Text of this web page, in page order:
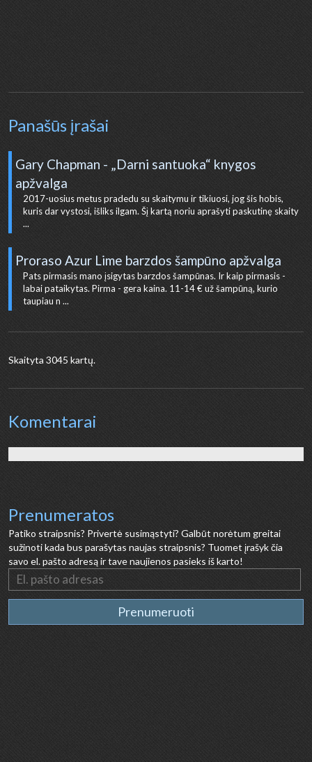
Panašūs įrašai
Gary Chapman - „Darni santuoka“ knygos
apžvalga
2017-uosius metus pradedu su skaitymu ir tikiuosi, jog šis hobis,
kuris dar vystosi, išliks ilgam. Šį kartą noriu aprašyti paskutinę skaity
...
Proraso Azur Lime barzdos šampūno apžvalga
Pats pirmasis mano įsigytas barzdos šampūnas. Ir kaip pirmasis -
labai pataikytas. Pirma - gera kaina. 11-14 € už šampūną, kurio
taupiau n ...
Skaityta 3045 kartų.
Komentarai
Prenumeratos
Patiko straipsnis? Privertė susimąstyti? Galbūt norėtum greitai
sužinoti kada bus parašytas naujas straipsnis? Tuomet įrašyk čia
savo el. pašto adresą ir tave naujienos pasieks iš karto!
Prenumeruoti